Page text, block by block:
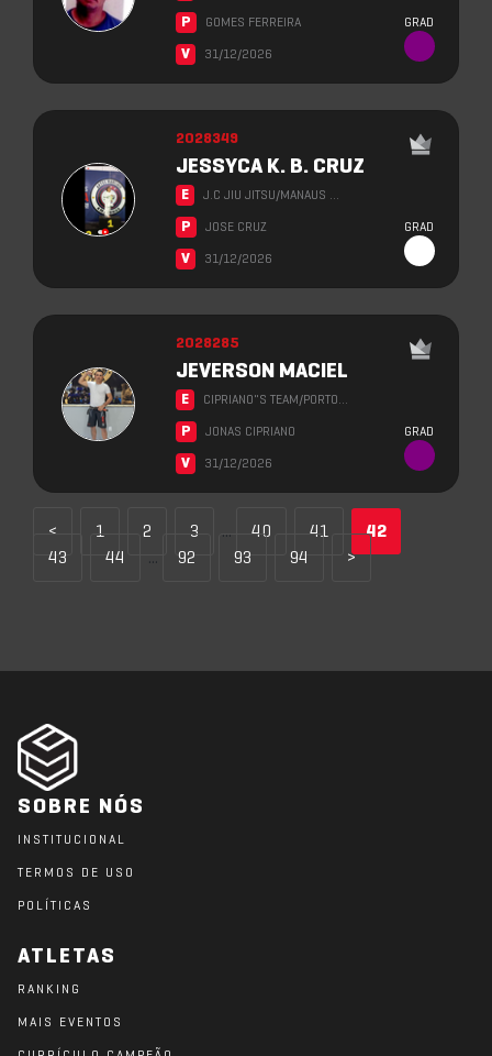
P GOMES FERREIRA
V 31/12/2026
GRAD
2028349
JESSYCA K. B. CRUZ
E J.C JIU JITSU/MANAUS …
P JOSE CRUZ
V 31/12/2026
GRAD
2028285
JEVERSON MACIEL
E CIPRIANO"S TEAM/PORTO…
P JONAS CIPRIANO
V 31/12/2026
GRAD
< 1 2 3 ... 40 41
42
43
44 ... 92 93 94 >
SOBRE NÓS
INSTITUCIONAL
TERMOS DE USO
POLÍTICAS
ATLETAS
RANKING
MAIS EVENTOS